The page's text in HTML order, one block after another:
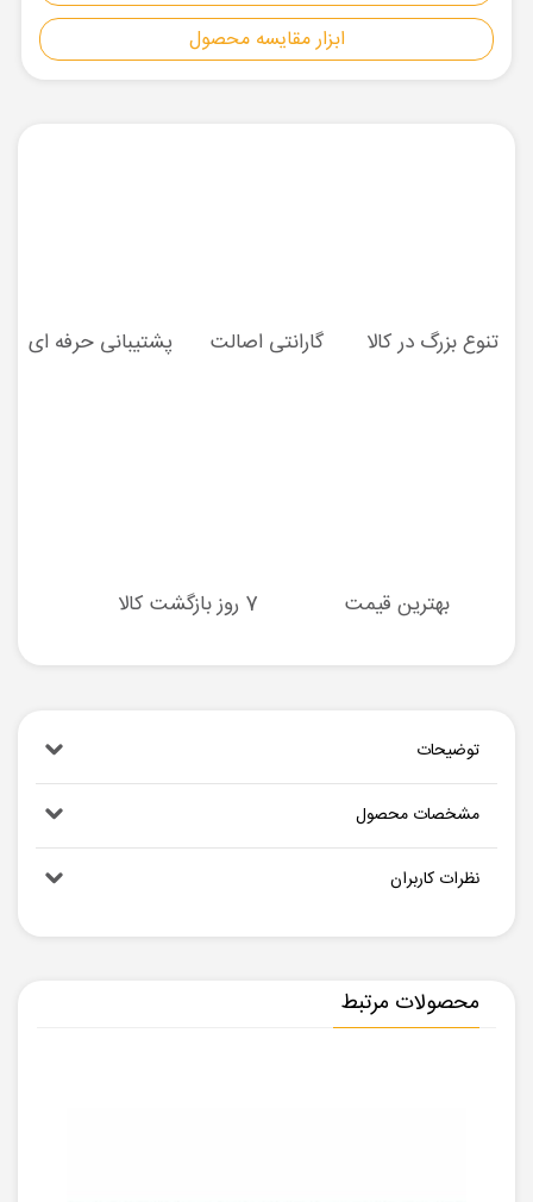
ابزار مقایسه محصول
تنوع بزرگ در کالا گارانتی اصالت پشتیبانی حرفه ای
بهترین قیمت 7 روز بازگشت کالا
توضیحات
مشخصات محصول
نظرات کاربران
محصولات مرتبط